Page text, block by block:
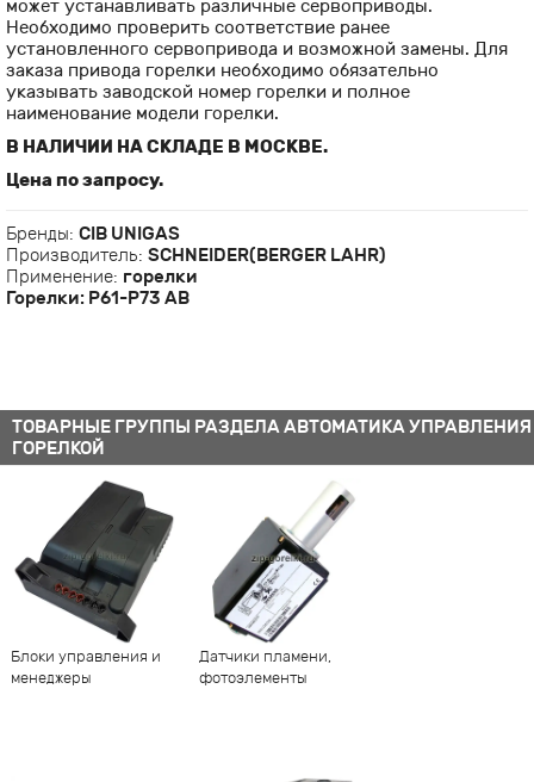
может устанавливать различные сервоприводы.
Необходимо проверить соответствие ранее
установленного сервопривода и возможной замены. Для
заказа привода горелки необходимо обязательно
указывать заводской номер горелки и полное
наименование модели горелки.
В НАЛИЧИИ НА СКЛАДЕ В МОСКВЕ.
Цена по запросу.
Бренды: CIB UNIGAS
Производитель: SCHNEIDER(BERGER LAHR)
Применение: горелки
Горелки: P61-P73 АВ
ТОВАРНЫЕ ГРУППЫ РАЗДЕЛА АВТОМАТИКА УПРАВЛЕНИЯ
ГОРЕЛКОЙ
Блоки управления и
менеджеры
Датчики пламени,
фотоэлементы